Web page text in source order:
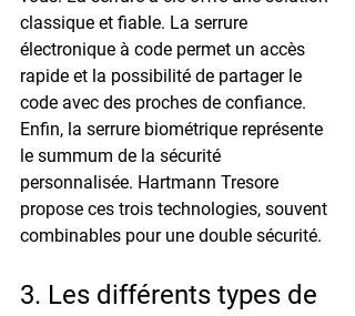
classique et fiable. La serrure
électronique à code permet un accès
rapide et la possibilité de partager le
code avec des proches de confiance.
Enfin, la serrure biométrique représente
le summum de la sécurité
personnalisée. Hartmann Tresore
propose ces trois technologies, souvent
combinables pour une double sécurité.
3. Les différents types de